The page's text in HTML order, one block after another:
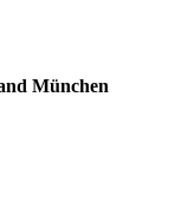
München